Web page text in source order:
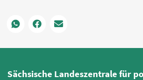
Sächsische Landeszentrale für